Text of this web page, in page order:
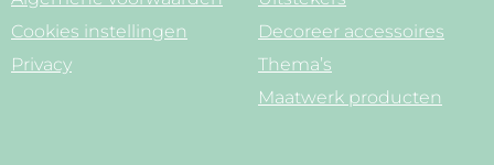
Cookies instellingen
Privacy
Decoreer accessoires
Thema’s
Maatwerk producten